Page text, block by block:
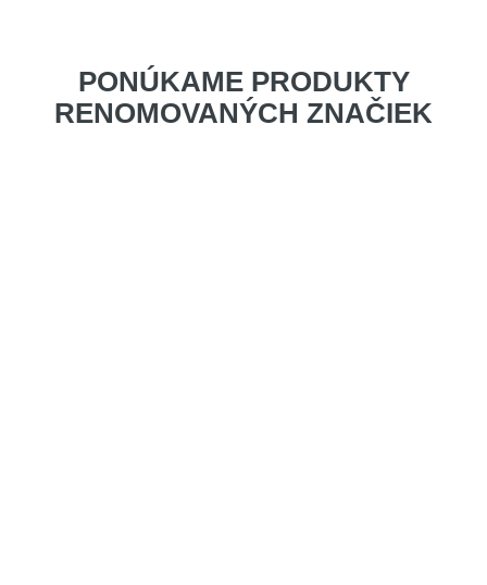
PONÚKAME PRODUKTY
RENOMOVANÝCH ZNAČIEK